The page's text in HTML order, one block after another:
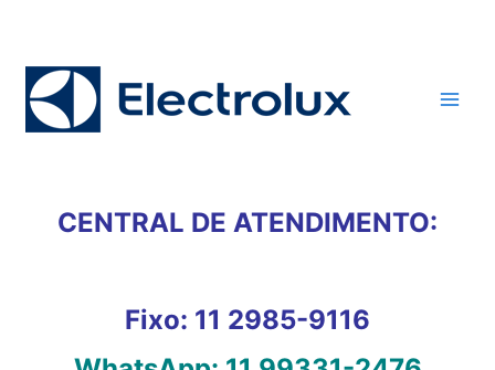
conteúdo
CENTRAL DE ATENDIMENTO:
Fixo: 11 2985-9116